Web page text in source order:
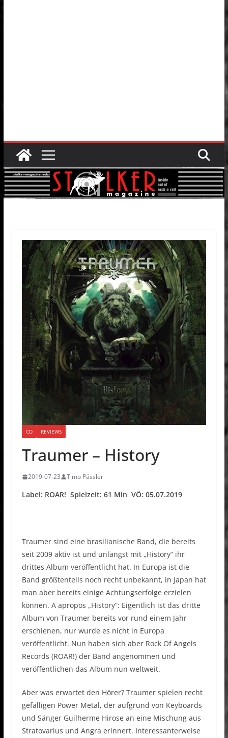
CD REVIEWS
Traumer – History
2019-07-23 Timo Pässler
Label: ROAR! Spielzeit: 61 Min VÖ: 05.07.2019
Traumer sind eine brasilianische Band, die bereits
seit 2009 aktiv ist und unlängst mit „History“ ihr
drittes Album veröffentlicht hat. In Europa ist die
Band größtenteils noch recht unbekannt, in Japan hat
man aber bereits einige Achtungserfolge erzielen
können. A apropos „History“: Eigentlich ist das dritte
Album von Traumer bereits vor rund einem Jahr
erschienen, nur wurde es nicht in Europa
veröffentlicht. Nun haben sich aber Rock Of Angels
Records (ROAR!) der Band angenommen und
veröffentlichen das Album nun weltweit.
Aber was erwartet den Hörer? Traumer spielen recht
gefälligen Power Metal, der aufgrund von Keyboards
und Sänger Guilherme Hirose an eine Mischung aus
Stratovarius und Angra erinnert. Interessanterweise